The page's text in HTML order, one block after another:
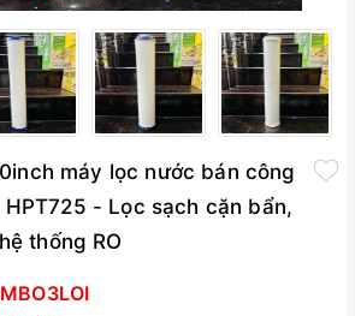
máy lọc nước bán công
- Lọc sạch cặn bẩn,
thống RO